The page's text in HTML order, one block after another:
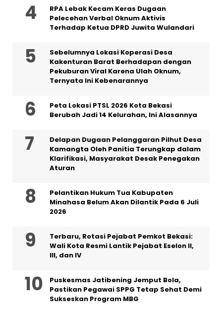
RPA Lebak Kecam Keras Dugaan
Pelecehan Verbal Oknum Aktivis
Terhadap Ketua DPRD Juwita Wulandari
Sebelumnya Lokasi Koperasi Desa
Kakenturan Barat Berhadapan dengan
Pekuburan Viral Karena Ulah Oknum,
Ternyata Ini Kebenarannya
Peta Lokasi PTSL 2026 Kota Bekasi
Berubah Jadi 14 Kelurahan, Ini Alasannya
Delapan Dugaan Pelanggaran Pilhut Desa
Kamangta Oleh Panitia Terungkap dalam
Klarifikasi, Masyarakat Desak Penegakan
Aturan
Pelantikan Hukum Tua Kabupaten
Minahasa Belum Akan Dilantik Pada 6 Juli
2026
‎Terbaru, Rotasi Pejabat Pemkot Bekasi:
Wali Kota Resmi Lantik Pejabat Eselon II,
III, dan IV ‎
Puskesmas Jatibening Jemput Bola,
Pastikan Pegawai SPPG Tetap Sehat Demi
Sukseskan Program MBG